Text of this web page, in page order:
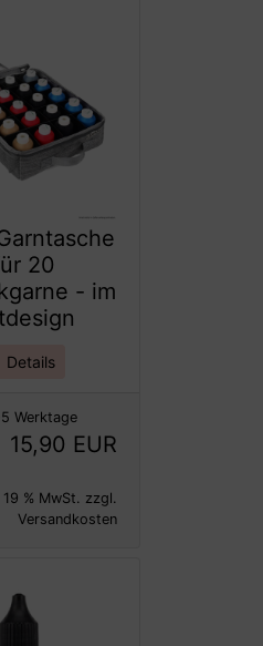
20
- im
Details
Werktage
15,90 EUR
19 % MwSt. zzgl.
Versandkosten